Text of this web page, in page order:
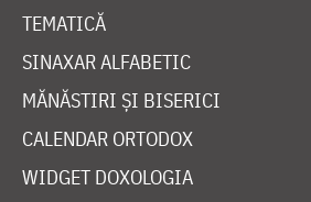
TEMATICĂ
SINAXAR ALFABETIC
MĂNĂSTIRI ȘI BISERICI
CALENDAR ORTODOX
WIDGET DOXOLOGIA